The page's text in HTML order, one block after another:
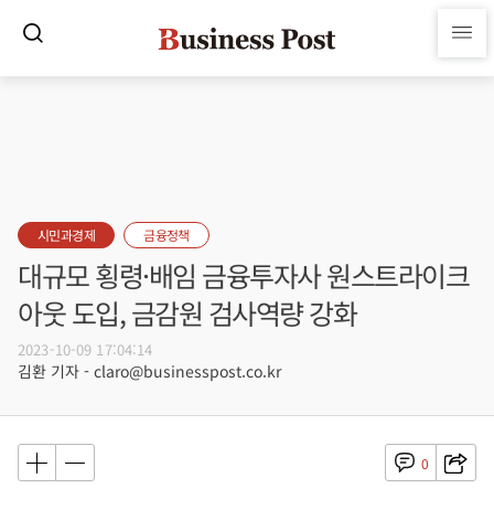
시민과경제 금융정책
대규모 횡령·배임 금융투자사 원스트라이크
아웃 도입, 금감원 검사역량 강화
2023-10-09 17:04:14
김환 기자 - claro@businesspost.co.kr
0